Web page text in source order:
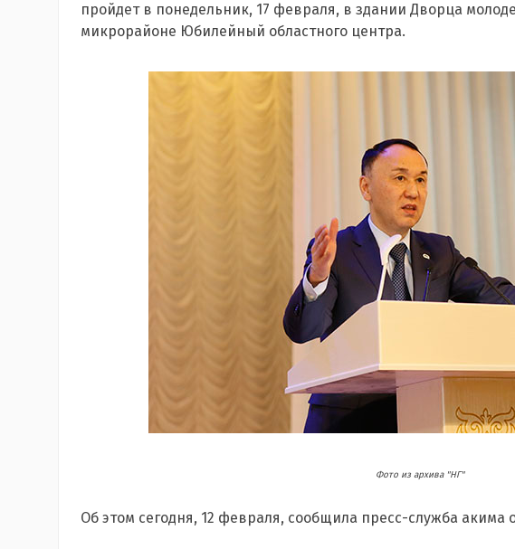
пройдет в понедельник, 17 февраля, в здании Дворца
микрорайоне Юбилейный областного центра.
Фото из архива "НГ"
Об этом сегодня, 12 февраля, сообщила пресс-служба акима